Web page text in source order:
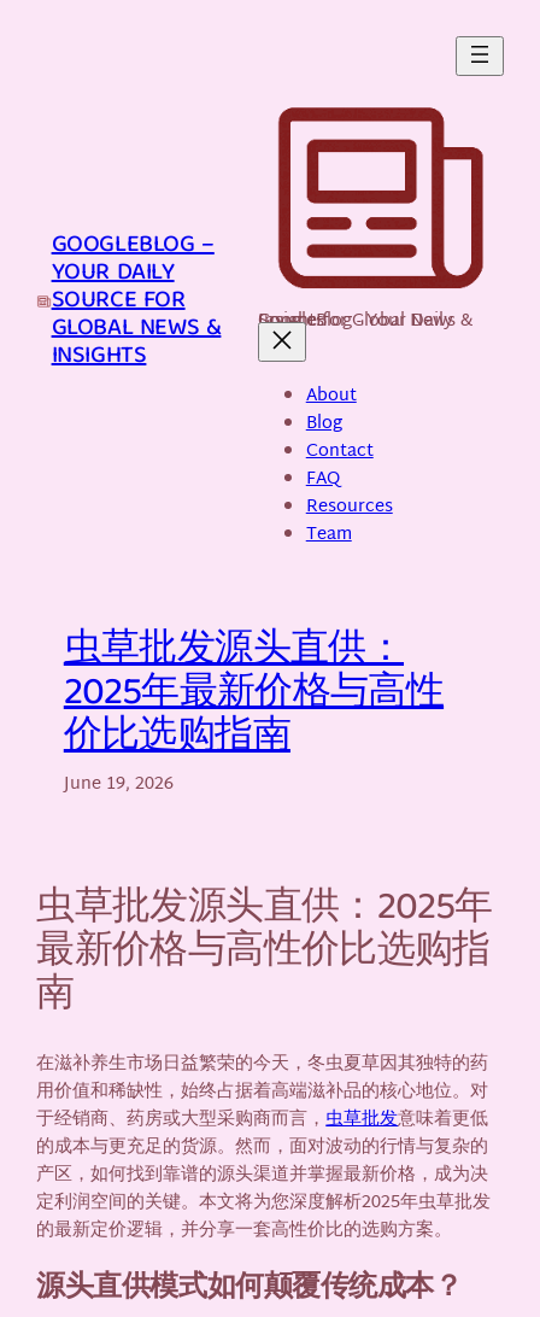
GOOGLEBLOG –
YOUR DAILY
SOURCE FOR
GLOBAL NEWS &
INSIGHTS
GoogleBlog - Your Daily Source for Global News & Insights
About
Blog
Contact
FAQ
Resources
Team
虫草批发源头直供：
2025年最新价格与高性
价比选购指南
June 19, 2026
虫草批发源头直供：2025年
最新价格与高性价比选购指
南
在滋补养生市场日益繁荣的今天，冬虫夏草因其独特的药
用价值和稀缺性，始终占据着高端滋补品的核心地位。对
于经销商、药房或大型采购商而言，虫草批发意味着更低
的成本与更充足的货源。然而，面对波动的行情与复杂的
产区，如何找到靠谱的源头渠道并掌握最新价格，成为决
定利润空间的关键。本文将为您深度解析2025年虫草批发
的最新定价逻辑，并分享一套高性价比的选购方案。
源头直供模式如何颠覆传统成本？